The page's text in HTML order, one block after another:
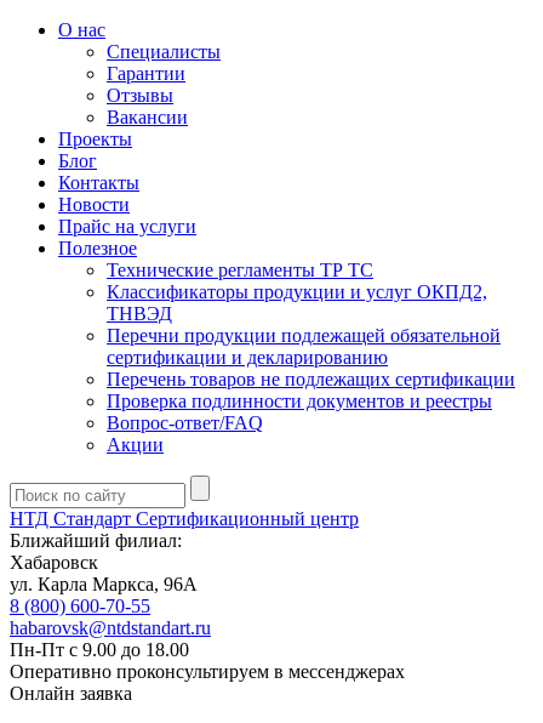
О нас
Специалисты
Гарантии
Отзывы
Вакансии
Проекты
Блог
Контакты
Новости
Прайс на услуги
Полезное
Технические регламенты ТР ТС
Классификаторы продукции и услуг ОКПД2,
ТНВЭД
Перечни продукции подлежащей обязательной
сертификации и декларированию
Перечень товаров не подлежащих сертификации
Проверка подлинности документов и реестры
Вопрос-ответ/FAQ
Акции
НТД Стандарт Сертификационный центр
Ближайший филиал:
Хабаровск
ул. Карла Маркса, 96А
8 (800) 600-70-55
habarovsk@ntdstandart.ru
Пн-Пт с 9.00 до 18.00
Оперативно проконсультируем в мессенджерах
Онлайн заявка